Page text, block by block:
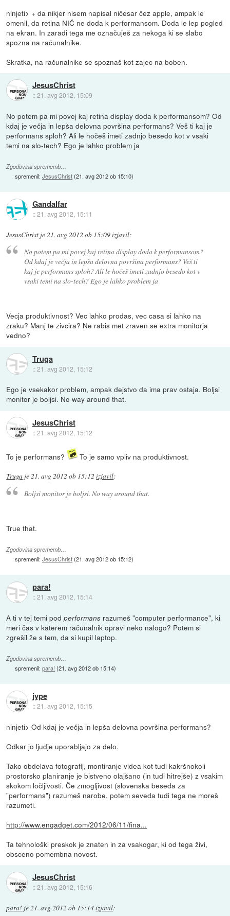
ninjeti> + da nikjer nisem napisal ničesar čez apple, ampak le
omenil, da retina NIČ ne doda k performansom. Doda le lep pogled
na ekran. In zaradi tega me označuješ za nekoga ki se slabo
spozna na računalnike.
Skratka, na računalnike se spoznaš kot zajec na boben.
JesusChrist
::21. avg 2012, 15:09
No potem pa mi povej kaj retina display doda k performansom? Od
kdaj je večja in lepša delovna površina performans? Veš ti kaj je
performans sploh? Ali le hočeš imeti zadnjo besedo kot v vsaki
temi na slo-tech? Ego je lahko problem ja
Zgodovina sprememb…
spremenil:JesusChrist(21. avg 2012 ob 15:10)
Gandalfar
::21. avg 2012, 15:11
JesusChrist je21. avg 2012 ob 15:09izjavil:
No potem pa mi povej kaj retina display doda k performansom?
Od kdaj je večja in lepša delovna površina performans? Veš ti
kaj je performans sploh? Ali le hočeš imeti zadnjo besedo kot v
vsaki temi na slo-tech? Ego je lahko problem ja
Vecja produktivnost? Vec lahko prodas, vec casa si lahko na
zraku? Manj te zivcira? Ne rabis met zraven se extra monitorja
vedno?
Truga
::21. avg 2012, 15:12
Ego je vsekakor problem, ampak dejstvo da ima prav ostaja. Boljsi
monitor je boljsi. No way around that.
JesusChrist
::21. avg 2012, 15:12
To je performans? To je samo vpliv na produktivnost.
Truga je21. avg 2012 ob 15:12 izjavil:
Boljsi monitor je boljsi. No way around that.
True that.
Zgodovina sprememb…
spremenil:JesusChrist(21. avg 2012 ob 15:12)
para!
::21. avg 2012, 15:14
A ti v tej temi podperformans razumeš "computer performance", ki
meri čas v katerem računalnik opravi neko nalogo? Potem si
zgrešil že s tem, da si kupil laptop.
Zgodovina sprememb…
spremenil:para! (21. avg 2012 ob 15:14)
jype
::21. avg 2012, 15:15
ninjeti> Od kdaj je večja in lepša delovna površina performans?
Odkar jo ljudje uporabljajo za delo.
Tako obdelava fotografij, montiranje videa kot tudi kakršnokoli
prostorsko planiranje je bistveno olajšano (in tudi hitrejše) z vsakim
skokom ločljivosti. Če zmogljivost (slovenska beseda za
"performans") razumeš narobe, potem seveda tudi tega ne moreš
razumeti.
http://www.engadget.com/2012/06/11/fina...
Ta tehnološki preskok je znaten in za vsakogar, ki od tega živi,
obsceno pomembna novost.
JesusChrist
::21. avg 2012, 15:16
para! je21. avg 2012 ob 15:14izjavil: